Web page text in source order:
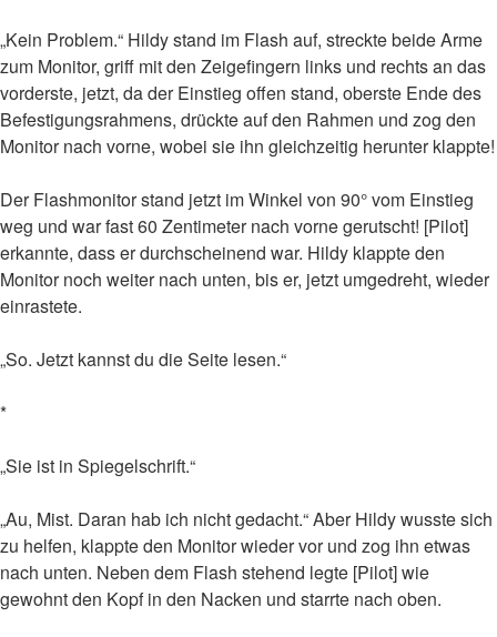
„Kein Problem.“ Hildy stand im Flash auf, streckte beide Arme
zum Monitor, griff mit den Zeigefingern links und rechts an das
vorderste, jetzt, da der Einstieg offen stand, oberste Ende des
Befestigungsrahmens, drückte auf den Rahmen und zog den
Monitor nach vorne, wobei sie ihn gleichzeitig herunter klappte!
Der Flashmonitor stand jetzt im Winkel von 90° vom Einstieg
weg und war fast 60 Zentimeter nach vorne gerutscht! [Pilot]
erkannte, dass er durchscheinend war. Hildy klappte den
Monitor noch weiter nach unten, bis er, jetzt umgedreht, wieder
einrastete.
„So. Jetzt kannst du die Seite lesen.“
*
„Sie ist in Spiegelschrift.“
„Au, Mist. Daran hab ich nicht gedacht.“ Aber Hildy wusste sich
zu helfen, klappte den Monitor wieder vor und zog ihn etwas
nach unten. Neben dem Flash stehend legte [Pilot] wie
gewohnt den Kopf in den Nacken und starrte nach oben.